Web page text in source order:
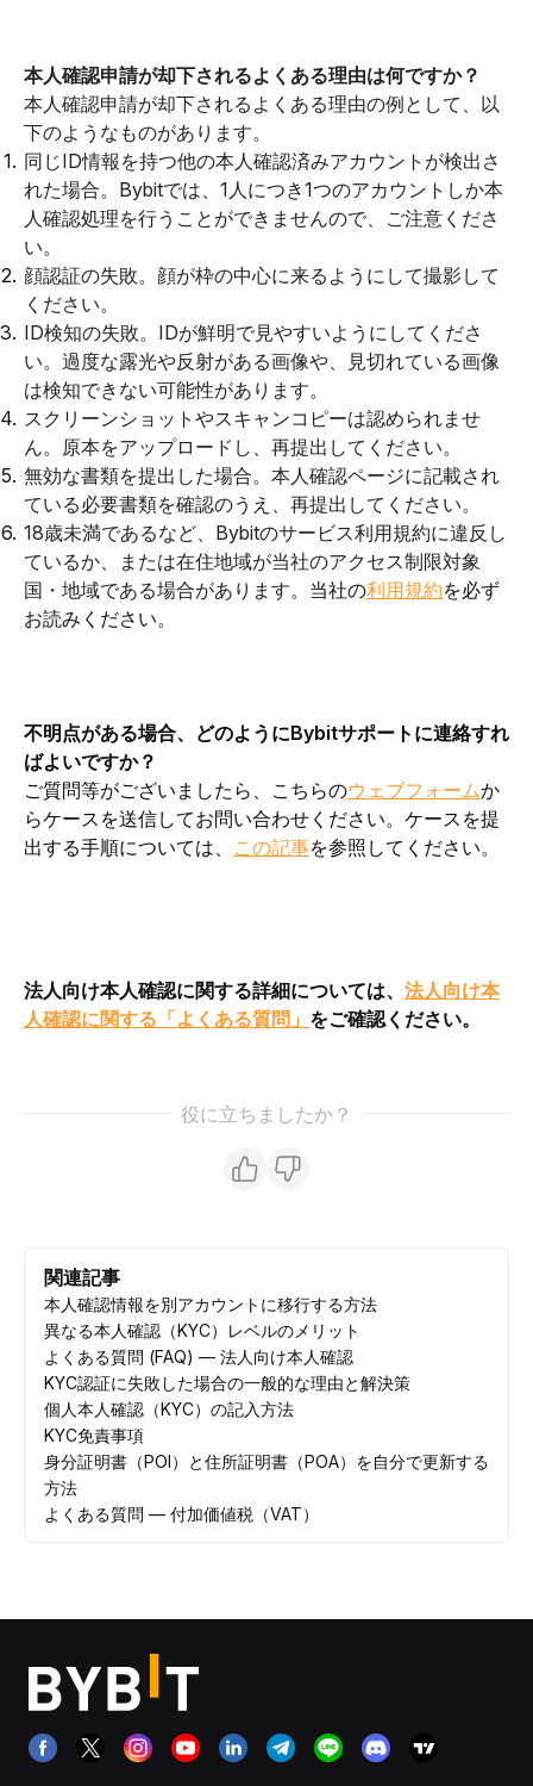
本人確認申請が却下されるよくある理由は何ですか？
本人確認申請が却下されるよくある理由の例として、以
下のようなものがあります。
同じID情報を持つ他の本人確認済みアカウントが検出さ
れた場合。Bybitでは、1人につき1つのアカウントしか本
人確認処理を行うことができませんので、ご注意くださ
い。
顔認証の失敗。顔が枠の中心に来るようにして撮影して
ください。
ID検知の失敗。IDが鮮明で見やすいようにしてくださ
い。過度な露光や反射がある画像や、見切れている画像
は検知できない可能性があります。
スクリーンショットやスキャンコピーは認められませ
ん。原本をアップロードし、再提出してください。
無効な書類を提出した場合。本人確認ページに記載され
ている必要書類を確認のうえ、再提出してください。
18歳未満であるなど、Bybitのサービス利用規約に違反し
ているか、または在住地域が当社のアクセス制限対象
国・地域である場合があります。 当社の利用規約を必ず
お読みください。
不明点がある場合、どのようにBybitサポートに連絡すれ
ばよいですか？
ご質問等がございましたら、こちらのウェブフォームか
らケースを送信してお問い合わせください。ケースを提
出する手順については、 この記事を参照してください。
法人向け本人確認に関する詳細については、 法人向け本
人確認に関する「よくある質問」 をご確認ください。
役に立ちましたか？
関連記事
本人確認情報を別アカウントに移行する方法
異なる本人確認（KYC）レベルのメリット
よくある質問 (FAQ) — 法人向け本人確認
KYC認証に失敗した場合の一般的な理由と解決策
個人本人確認（KYC）の記入方法
KYC免責事項
身分証明書（POI）と住所証明書（POA）を自分で更新する
方法
よくある質問 — 付加価値税（VAT）